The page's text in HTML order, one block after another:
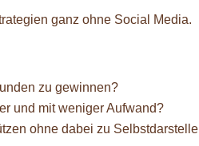
ganz ohne Social Media.
zu gewinnen?
und mit weniger Aufwand?
ohne dabei zu